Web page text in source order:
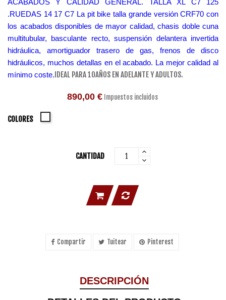
ACABADOS Y CALIDAD GENERAL. TALLA XL C7 125
.RUEDAS 14 17 C7 La pit bike talla grande versión CRF70 con
los acabados disponibles de mayor calidad, chasis doble cuna
multitubular, basculante recto, suspensión delantera invertida
hidráulica, amortiguador trasero de gas, frenos de disco
hidráulicos, muchos detallas en el acabado. La mejor calidad al
mínimo coste. IDEAL PARA 10AÑOS EN ADELANTE Y ADULTOS.
890,00 € Impuestos incluidos
COLORES
CANTIDAD
Compartir Tuitear Pinterest
DESCRIPCIÓN